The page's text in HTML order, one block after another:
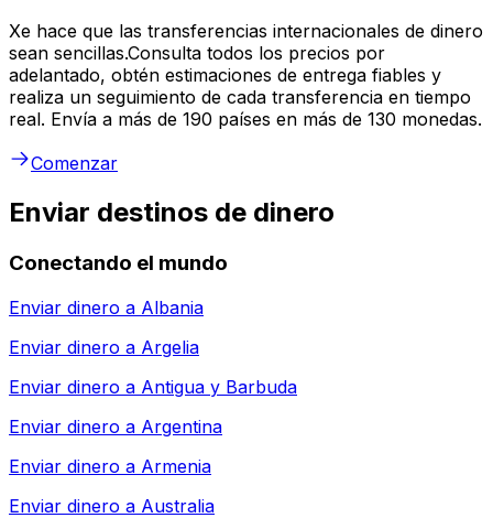
Xe hace que las transferencias internacionales de dinero
sean sencillas.Consulta todos los precios por
adelantado, obtén estimaciones de entrega fiables y
realiza un seguimiento de cada transferencia en tiempo
real. Envía a más de 190 países en más de 130 monedas.
Comenzar
Enviar destinos de dinero
Conectando el mundo
Enviar dinero a Albania
Enviar dinero a Argelia
Enviar dinero a Antigua y Barbuda
Enviar dinero a Argentina
Enviar dinero a Armenia
Enviar dinero a Australia